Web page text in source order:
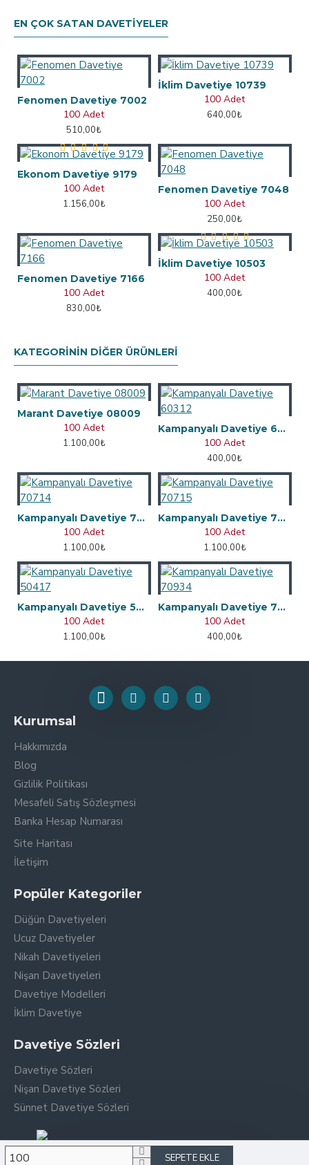
SEPETE EKLE
EN ÇOK SATAN DAVETIYELER
Fenomen Davetiye 7002
100 Adet
510,00₺
İklim Davetiye 10739
100 Adet
640,00₺
Ekonom Davetiye 9179
100 Adet
1.156,00₺
Fenomen Davetiye 7048
100 Adet
250,00₺
Fenomen Davetiye 7166
100 Adet
830,00₺
İklim Davetiye 10503
100 Adet
400,00₺
KATEGORININ DIĞER ÜRÜNLERI
Marant Davetiye 08009
100 Adet
1.100,00₺
Kampanyalı Davetiye 60312
100 Adet
400,00₺
Kampanyalı Davetiye 70714
100 Adet
1.100,00₺
Kampanyalı Davetiye 70715
100 Adet
1.100,00₺
Kampanyalı Davetiye 50417
100 Adet
1.100,00₺
Kampanyalı Davetiye 70934
100 Adet
400,00₺
Kurumsal
Hakkımızda
Blog
Gizlilik Politikası
Mesafeli Satış Sözleşmesi
Banka Hesap Numarası
Site Haritası
İletişim
Popüler Kategoriler
Düğün Davetiyeleri
Ucuz Davetiyeler
Nikah Davetiyeleri
Nişan Davetiyeleri
Davetiye Modelleri
İklim Davetiye
Davetiye Sözleri
Davetiye Sözleri
Nişan Davetiye Sözleri
Sünnet Davetiye Sözleri